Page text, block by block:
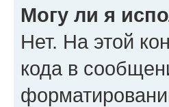
Могу ли я
Нет. На этой
кода в